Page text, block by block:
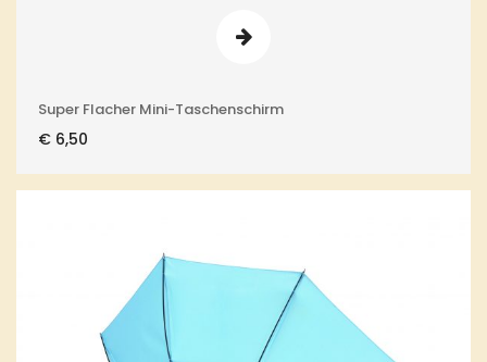
Super Flacher Mini-Taschenschirm
€ 6,50